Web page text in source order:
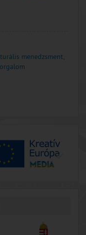
menedzsment,